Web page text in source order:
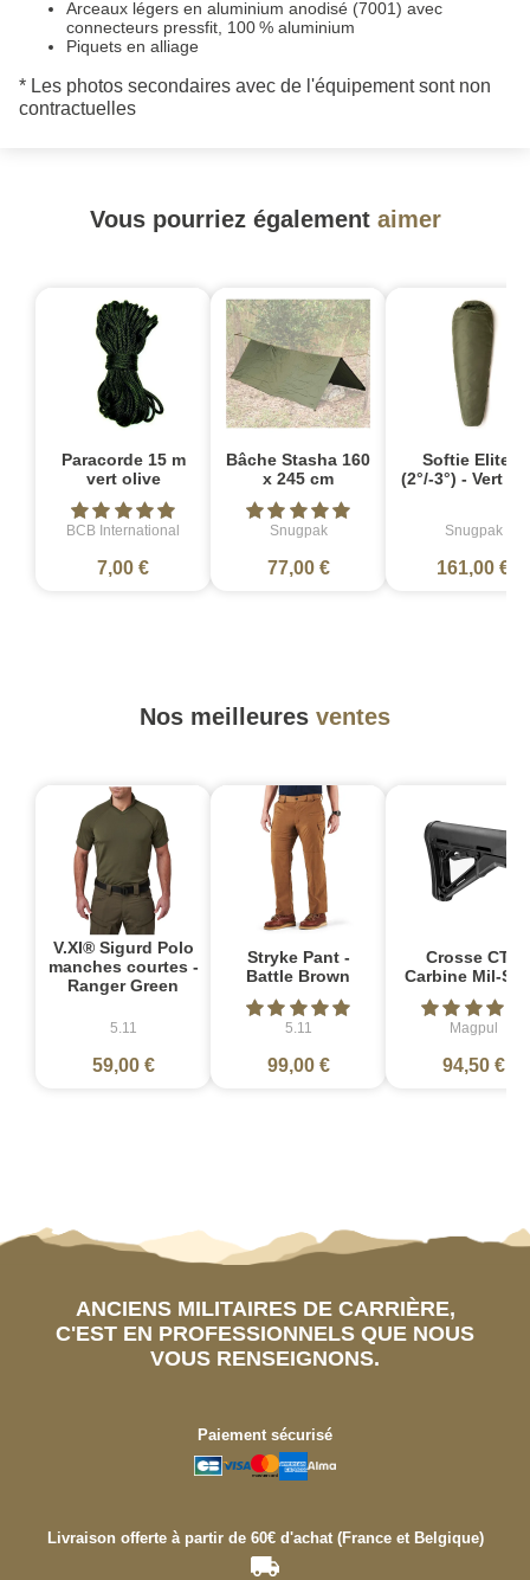
Arceaux légers en aluminium anodisé (7001) avec
connecteurs pressfit, 100 % aluminium
Piquets en alliage
* Les photos secondaires avec de l'équipement sont non
contractuelles
Vous pourriez également aimer
Paracorde 15 m
vert olive
BCB International
7,00 €
Bâche Stasha 160
x 245 cm
Snugpak
77,00 €
Softie Elite 2
(2°/-3°) - Vert
Snugpak
161,00 €
Nos meilleures ventes
V.XI® Sigurd Polo
manches courtes -
Ranger Green
5.11
59,00 €
Stryke Pant -
Battle Brown
5.11
99,00 €
Crosse CTR
Carbine Mil-
Magpul
94,50 €
ANCIENS MILITAIRES DE CARRIÈRE,
C'EST EN PROFESSIONNELS QUE NOUS
VOUS RENSEIGNONS.
Paiement sécurisé
Livraison offerte à partir de 60€ d'achat (France et Belgique)